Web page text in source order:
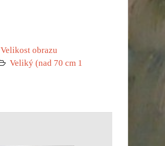
Velikost obrazu
Veliký (nad 70 cm 1